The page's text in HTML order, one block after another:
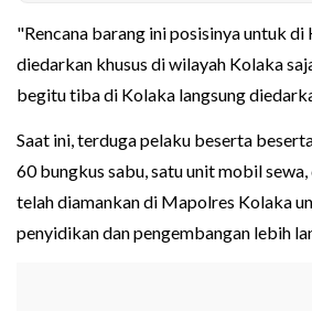
"Rencana barang ini posisinya untuk di
diedarkan khusus di wilayah Kolaka
begitu tiba di Kolaka langsung
Saat ini, terduga pelaku beserta
60 bungkus sabu, satu unit mobil
telah diamankan di Mapolres Kolaka
penyidikan dan pengembangan lebih